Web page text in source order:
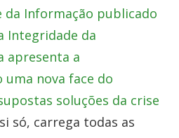
da Informação publicado
Integridade da
apresenta a
nova face do
soluções da crise
só, carrega todas as